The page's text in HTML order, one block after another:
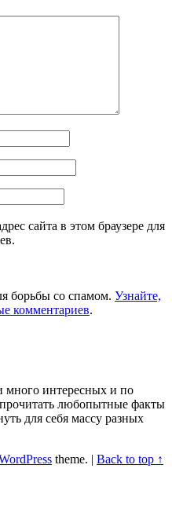
сайта в этом браузере для
борьбы со спамом. Узнайте,
комментариев.
много интересных и по
любопытные факты
для себя массу разных
theme. | Back to top ↑